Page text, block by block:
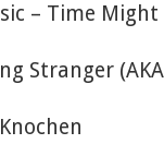
– Time Might
Stranger